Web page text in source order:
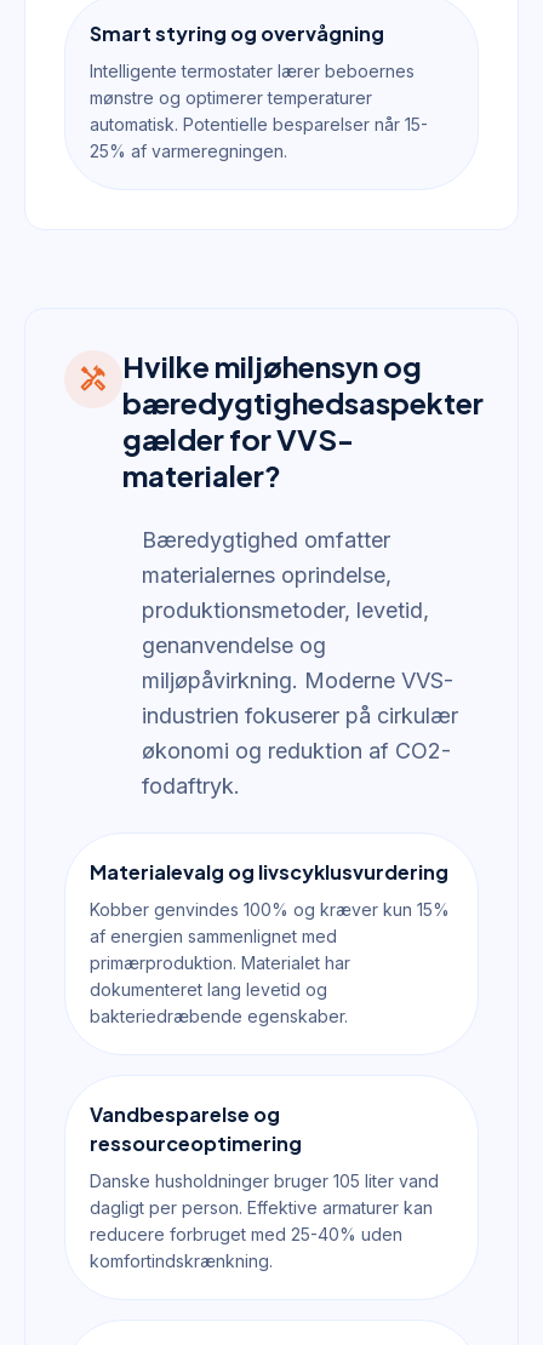
Smart styring og overvågning
Intelligente termostater lærer beboernes
mønstre og optimerer temperaturer
automatisk. Potentielle besparelser når 15-
25% af varmeregningen.
handyman Hvilke miljøhensyn og
bæredygtighedsaspekter
gælder for VVS-
materialer?
Bæredygtighed omfatter
materialernes oprindelse,
produktionsmetoder, levetid,
genanvendelse og
miljøpåvirkning. Moderne VVS-
industrien fokuserer på cirkulær
økonomi og reduktion af CO2-
fodaftryk.
Materialevalg og livscyklusvurdering
Kobber genvindes 100% og kræver kun 15%
af energien sammenlignet med
primærproduktion. Materialet har
dokumenteret lang levetid og
bakteriedræbende egenskaber.
Vandbesparelse og
ressourceoptimering
Danske husholdninger bruger 105 liter vand
dagligt per person. Effektive armaturer kan
reducere forbruget med 25-40% uden
komfortindskrænkning.